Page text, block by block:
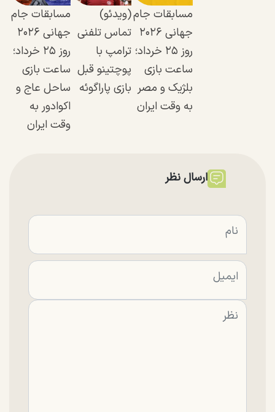
مسابقات جام
جهانی ۲۰۲۶
روز ۲۵ خرداد؛
ساعت بازی
بلژیک و مصر
به وقت ایران
(ویدئو)
تماس تلفنی
ترامپ با
پوچتینو قبل
بازی پاراگوئه
مسابقات جام
جهانی ۲۰۲۶
روز ۲۵ خرداد؛
ساعت بازی
ساحل عاج و
اکوادور به
وقت ایران
ارسال نظر